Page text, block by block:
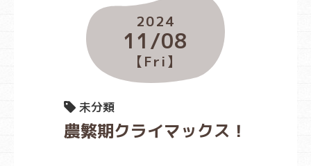
2024
11/08
【Fri】
未分類
農繁期クライマックス！